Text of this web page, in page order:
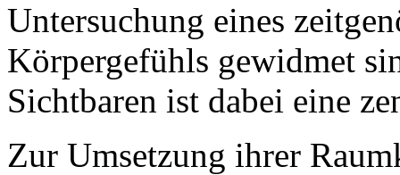
Untersuchung eines
Körpergefühls gewidmet
Sichtbaren ist dabei eine
Zur Umsetzung ihrer